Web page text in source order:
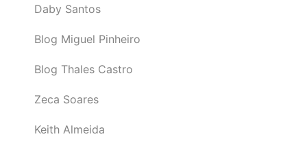
Daby Santos
Blog Miguel Pinheiro
Blog Thales Castro
Zeca Soares
Keith Almeida